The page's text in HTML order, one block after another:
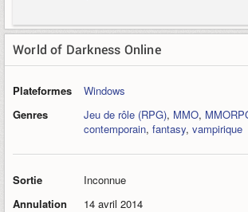
World of Darkness Online
Plateformes
Windows
Genres
Jeu de rôle (RPG), MMO,
contemporain, fantasy, vampirique
Sortie
Inconnue
Annulation
14 avril 2014